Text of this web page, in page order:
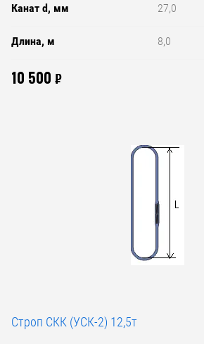
Канат d, мм 27,0
Длина, м 8,0
10 500 ₽
Строп СКК (УСК-2) 12,5т